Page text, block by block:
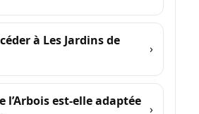
à Les Jardins de
l’Arbois est-elle adaptée